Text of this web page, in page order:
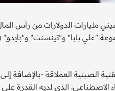
مليارات الدولارات من رأس
الصينية العملاقة -بالإضافة
الاصطناعي، الذي لديه القدرة